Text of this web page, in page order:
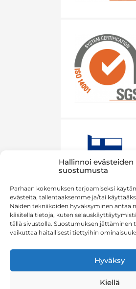
Hallinnoi evästeiden
suostumusta
Parhaan kokemuksen tarjoamiseksi
evästeitä, tallentaaksemme ja/tai
Näiden tekniikoiden hyväksyminen antaa
käsitellä tietoja, kuten
tällä sivustolla. Suostumuksen jättäminen
vaikuttaa haitallisesti tiettyihin
Hyväksy
Kiellä